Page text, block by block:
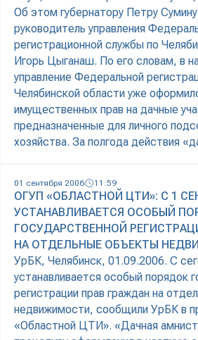
Об этом губернатору Петру
руководитель управления
регистрационной службы по
Игорь Цыганаш. По его словам, в
управление Федеральной
Челябинской области уже
имущественных прав на дачные
предназначенные для личного
хозяйства. За полгода действия
01 сентября 2006 11:59
ОГУП «ОБЛАСТНОЙ ЦТИ»: С 1
УСТАНАВЛИВАЕТСЯ ОСОБЫЙ
ГОСУДАРСТВЕННОЙ
НА ОТДЕЛЬНЫЕ ОБЪЕКТЫ
УрБК, Челябинск, 01.09.2006. С
устанавливается особый порядок
регистрации прав граждан на
недвижимости, сообщили УрБК в
«Областной ЦТИ». «Дачная